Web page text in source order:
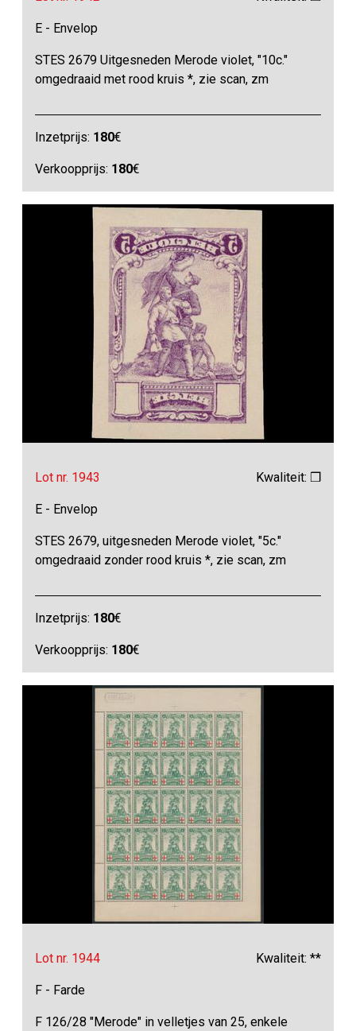
E - Envelop
STES 2679 Uitgesneden Merode violet, "10c."
omgedraaid met rood kruis *, zie scan, zm
Inzetprijs: 180€
Verkoopprijs: 180€
Lot nr. 1943 Kwaliteit: ❒
E - Envelop
STES 2679, uitgesneden Merode violet, "5c."
omgedraaid zonder rood kruis *, zie scan, zm
Inzetprijs: 180€
Verkoopprijs: 180€
Lot nr. 1944 Kwaliteit: **
F - Farde
F 126/28 "Merode" in velletjes van 25, enkele